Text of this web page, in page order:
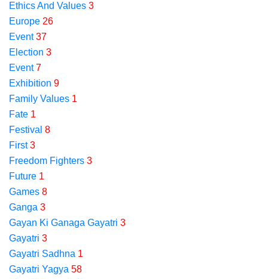
Ethics And Values 3
Europe 26
Event 37
Election 3
Event 7
Exhibition 9
Family Values 1
Fate 1
Festival 8
First 3
Freedom Fighters 3
Future 1
Games 8
Ganga 3
Gayan Ki Ganaga Gayatri 3
Gayatri 3
Gayatri Sadhna 1
Gayatri Yagya 58